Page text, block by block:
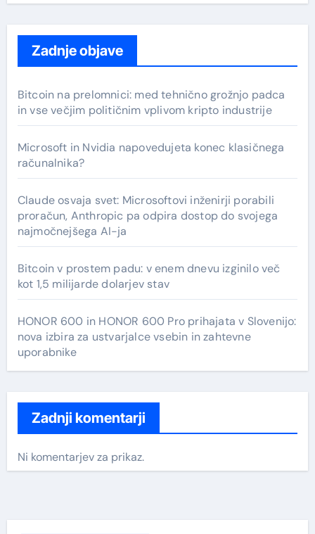
Zadnje objave
Bitcoin na prelomnici: med tehnično grožnjo padca
in vse večjim političnim vplivom kripto industrije
Microsoft in Nvidia napovedujeta konec klasičnega
računalnika?
Claude osvaja svet: Microsoftovi inženirji porabili
proračun, Anthropic pa odpira dostop do svojega
najmočnejšega AI-ja
Bitcoin v prostem padu: v enem dnevu izginilo več
kot 1,5 milijarde dolarjev stav
HONOR 600 in HONOR 600 Pro prihajata v Slovenijo:
nova izbira za ustvarjalce vsebin in zahtevne
uporabnike
Zadnji komentarji
Ni komentarjev za prikaz.